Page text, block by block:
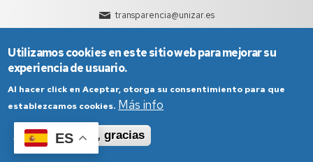
ES
transparencia@unizar.es
Aviso Legal
Política de Privacidad
Utilizamos cookies en este sitio web para mejorar su
experiencia de usuario.
Al hacer click en Aceptar, otorga su consentimiento para que
establezcamos cookies. Más info
Aceptar
No, gracias